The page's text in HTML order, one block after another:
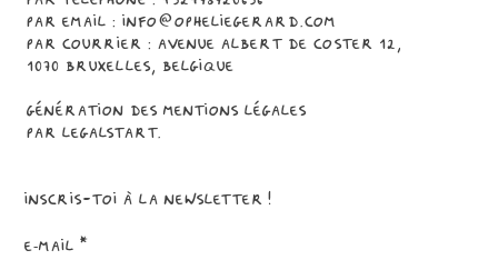
Par email : info@opheliegerard.com
Par courrier : Avenue Albert de Coster 12,
1070 Bruxelles, Belgique
Génération des mentions légales
par Legalstart.
Inscris-toi à la newsletter!
E‑mail *